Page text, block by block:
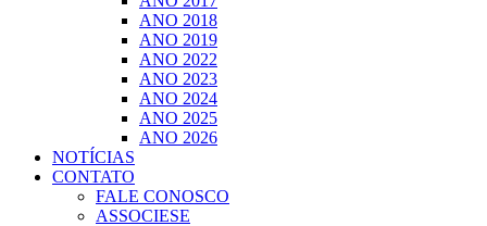
ANO 2018
ANO 2019
ANO 2022
ANO 2023
ANO 2024
ANO 2025
ANO 2026
NOTÍCIAS
CONTATO
FALE CONOSCO
ASSOCIESE